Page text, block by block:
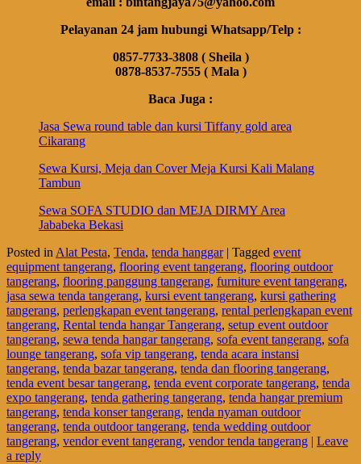
Pelayanan 24 jam hubungi Whatsapp/Telp :
0857-7733-3808 ( Sheila )
0878-8537-7555 ( Mala )
Baca Juga :
Jasa Sewa round table dan kursi Tiffany gold area
Cikarang
Sewa Kursi, Meja dan Cover Meja Kursi Kali Malang
Tambun
Sewa SOFA STUDIO dan MEJA DIRMY Area
Jababeka Bekasi
Posted in Alat Pesta, Tenda, tenda hanggar | Tagged event
equipment tangerang, flooring event tangerang, flooring outdoor
tangerang, flooring panggung tangerang, furniture event tangerang,
jasa sewa tenda tangerang, kursi event tangerang, kursi gathering
tangerang, perlengkapan event tangerang, rental perlengkapan event
tangerang, Rental tenda hangar Tangerang, setup event outdoor
tangerang, sewa tenda hangar tangerang, sofa event tangerang, sofa
lounge tangerang, sofa vip tangerang, tenda acara instansi
tangerang, tenda bazar tangerang, tenda dan flooring tangerang,
tenda event besar tangerang, tenda event corporate tangerang, tenda
expo tangerang, tenda gathering tangerang, tenda hangar premium
tangerang, tenda konser tangerang, tenda nyaman outdoor
tangerang, tenda outdoor tangerang, tenda wedding outdoor
tangerang, vendor event tangerang, vendor tenda tangerang | Leave
a reply